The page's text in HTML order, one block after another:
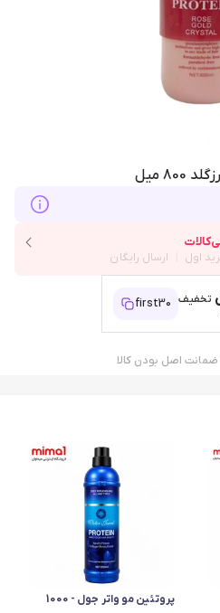
تخفیف first30
ضمانت اصل بودن کالا
پروتئین مو واتر جول - 1000